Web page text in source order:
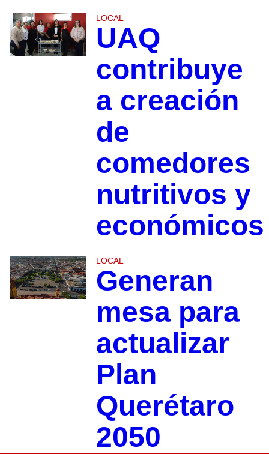
LOCAL
UAQ
contribuye
a creación
de
comedores
nutritivos y
económicos
LOCAL
Generan
mesa para
actualizar
Plan
Querétaro
2050